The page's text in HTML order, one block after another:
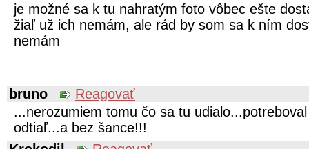
je možné sa k tu nahratým foto vôbec ešte
žiaľ už ich nemám, ale rád by som sa k ním
nemám
bruno
Reagovať
...nerozumiem tomu čo sa tu
odtiaľ...a bez šance!!!